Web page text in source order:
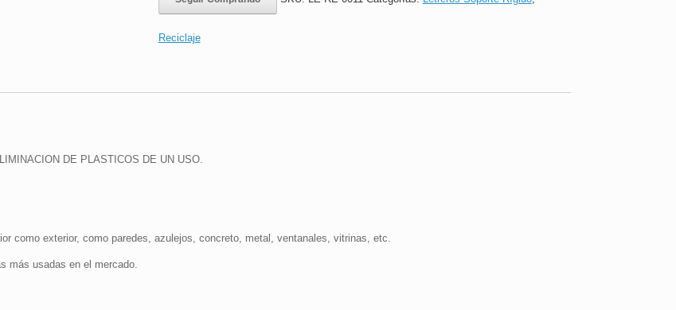
Reciclaje
DE PLASTICOS DE UN USO.
como exterior, como paredes, azulejos, concreto, metal, ventanales, vitrinas, etc.
más usadas en el mercado.